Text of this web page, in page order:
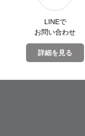
LINEで
お問い合わせ
詳細を見る